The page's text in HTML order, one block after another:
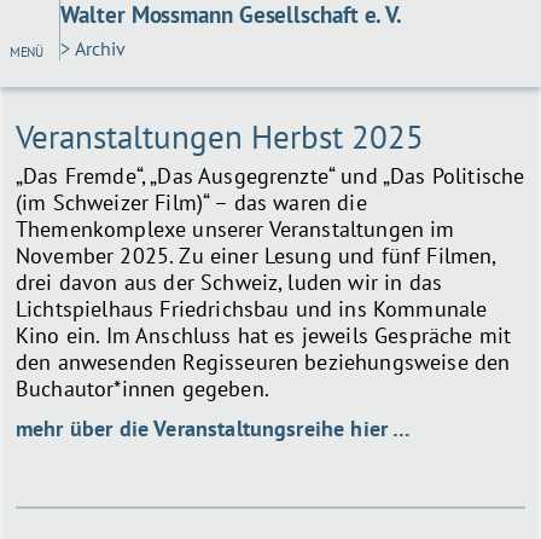
MENÜ
Walter Mossmann Gesellschaft e. V.
> Archiv
Veranstaltungen Herbst 2025
„Das Fremde“, „Das Ausgegrenzte“ und „Das Politische
(im Schweizer Film)“ – das waren die
Themenkomplexe unserer Veranstaltungen im
November 2025. Zu einer Lesung und fünf Filmen,
drei davon aus der Schweiz, luden wir in das
Lichtspielhaus Friedrichsbau und ins Kommunale
Kino ein. Im Anschluss hat es jeweils Gespräche mit
den anwesenden Regisseuren beziehungsweise den
Buchautor*innen gegeben.
mehr über die Veranstaltungsreihe hier …